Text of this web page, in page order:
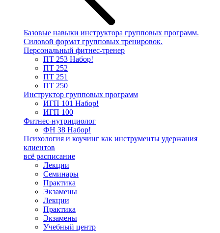
Базовые навыки инструктора групповых программ.
Силовой формат групповых тренировок.
Персональный фитнес-тренер
ПТ 253 Набор!
ПТ 252
ПТ 251
ПТ 250
Инструктор групповых программ
ИГП 101 Набор!
ИГП 100
Фитнес-нутрициолог
ФН 38 Набор!
Психология и коучинг как инструменты удержания
клиентов
всё расписание
Лекции
Семинары
Практика
Экзамены
Лекции
Практика
Экзамены
Учебный центр